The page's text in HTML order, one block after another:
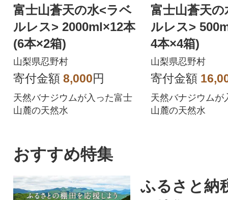
富士山蒼天の水<ラベ
ルレス> 2000ml×12本
(6本×2箱)
山梨県忍野村
寄付金額 8,000円
天然バナジウムが入った富士
山麓の天然水
富士山蒼天
ルレス>
4本×4箱)
山梨県忍野村
寄付金額
天然バナジウムが
山麓の天然水
おすすめ特集
ふるさと納